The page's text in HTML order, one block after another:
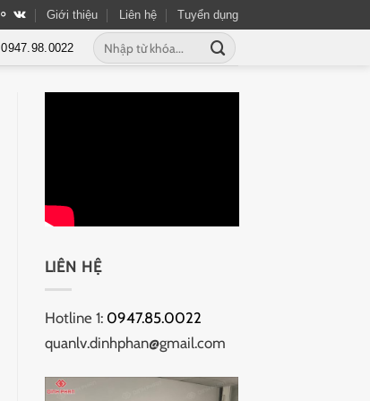
Giới thiệu Liên hệ Tuyển dụng
0947.98.0022
Tìm
kiếm:
LIÊN HỆ
Hotline 1: 0947.85.0022
quanlv.dinhphan@gmail.com